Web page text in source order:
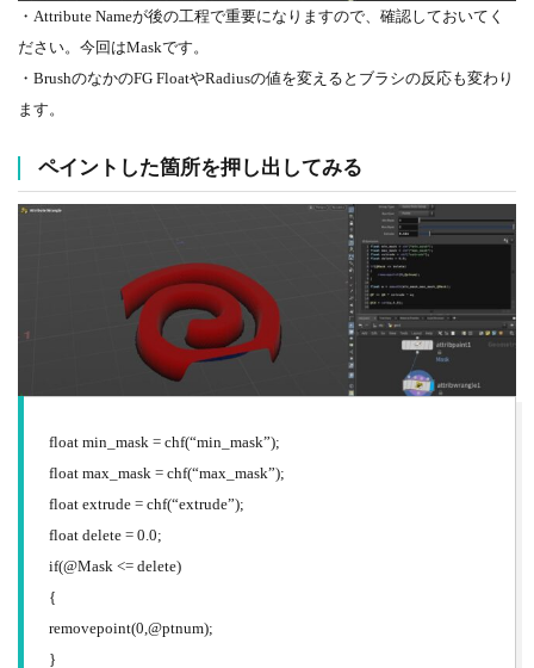
・Attribute Nameが後の工程で重要になりますので、確認しておいてく
ださい。今回はMaskです。
・BrushのなかのFG FloatやRadiusの値を変えるとブラシの反応も変わり
ます。
ペイントした箇所を押し出してみる
float min_mask = chf(“min_mask”);
float max_mask = chf(“max_mask”);
float extrude = chf(“extrude”);
float delete = 0.0;
if(@Mask <= delete)
{
removepoint(0,@ptnum);
}